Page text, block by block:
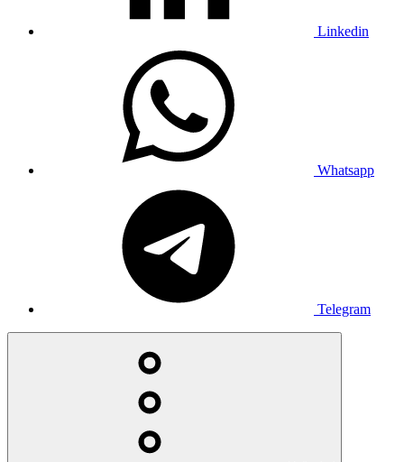
Linkedin
Whatsapp
Telegram